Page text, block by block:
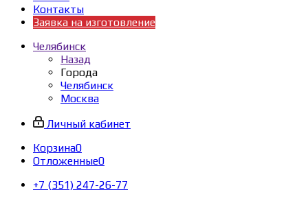
Контакты
Заявка на изготовление
Челябинск
Назад
Города
Челябинск
Москва
Личный кабинет
Корзина0
Отложенные0
+7 (351) 247-26-77